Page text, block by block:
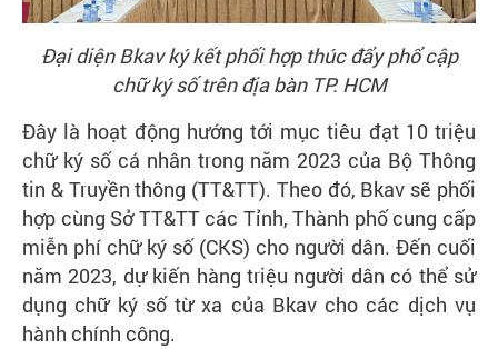
số
Đại diện Bkav ký kết phối hợp thúc đẩy phổ cập
chữ ký số trên địa bàn TP. HCM
Đây là hoạt động hướng tới mục tiêu đạt 10 triệu
chữ ký số cá nhân trong năm 2023 của Bộ Thông
tin & Truyền thông (TT&TT). Theo đó, Bkav sẽ phối
hợp cùng Sở TT&TT các Tỉnh, Thành phố cung cấp
miễn phí chữ ký số (CKS) cho người dân. Đến cuối
năm 2023, dự kiến hàng triệu người dân có thể sử
dụng chữ ký số từ xa của Bkav cho các dịch vụ
hành chính công.